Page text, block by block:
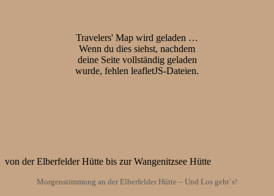
Travelers' Map wird geladen …
Wenn du dies siehst, nachdem
deine Seite vollständig geladen
wurde, fehlen leafletJS-Dateien.
von der Elberfelder Hütte bis zur Wangenitzsee Hütte
Morgenstimmung an der Elberfelder Hütte – Und Los geht`s!